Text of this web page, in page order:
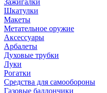
Зажигалки
Шкатулки
Макеты
Метательное оружие
Аксессуары
Арбалеты
Духовые трубки
Луки
Рогатки
Средства для самообороны
Газовые баллончики